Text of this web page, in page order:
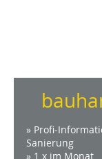
» Profi-
Sanierung
» 1 x im Monat